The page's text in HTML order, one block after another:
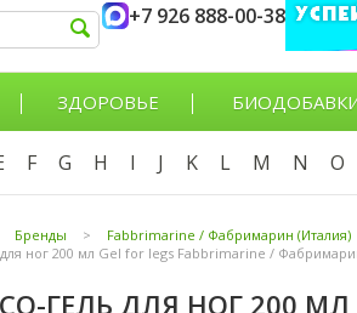
+7 926 888-00-38
ЗДОРОВЬЕ
F G H I J K L M N O
Бренды > Fabbrimarine / Фабримарин (Италия)
ног 200 мл Gel for legs Fabbrimarine /
ГЕЛЬ ДЛЯ НОГ 200 МЛ